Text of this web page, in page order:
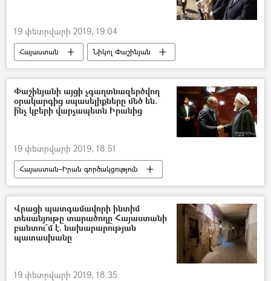
19 փետրվարի 2019, 19:04
Հայաստան Նիկոլ Փաշինյան
Փաշինյանի այցի չգաղտնազերծվող
օրակարգից սպասելիքները մեծ են.
ի՞նչ կբերի վարչապետն Իրանից
19 փետրվարի 2019, 18:51
Հայաստան–Իրան գործակցություն
Տարածաշրջան
Աշխարհ
Իրանի Իսլամական Հանրապետություն
Նիկոլ Փաշինյան
Վրացի պատգամավորի ինտիմ
տեսանյութը տարածողը Հայաստանի
բանտու՞մ է. նախարարության
պատասխանը
19 փետրվարի 2019, 18:35